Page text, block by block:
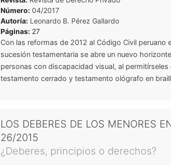
Número:04/2017
Autoría: Leonardo B. Pérez Gallardo
Páginas:27
Con las reformas de 2012 al Código Civil peruano
sucesión testamentaria se abre un nuevo
personas con discapacidad visual, al permitírseles
testamento cerrado y testamento ológrafo en
LOS DEBERES DE LOS MENORES
26/2015
¿Deberes, principios o derechos?